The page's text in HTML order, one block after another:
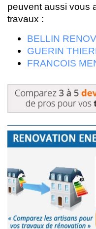
peuvent aussi vous
travaux :
BELLIN
GUERIN
FRANCOIS